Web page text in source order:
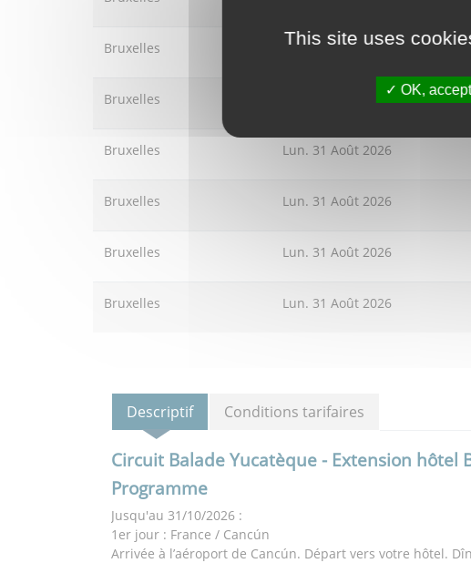
Bruxelles Mer. 19 Août 2026
Bruxelles Lun. 31 Août 2026
Bruxelles Lun. 31 Août 2026
Bruxelles Lun. 31 Août 2026
Bruxelles Lun. 31 Août 2026
Bruxelles Lun. 31 Août 2026
Descriptif Conditions tarifaires
Circuit Balade Yucatèque - Extension hôtel
Programme
Jusqu'au 31/10/2026 :
1er jour : France / Cancún
Arrivée à l’aéroport de Cancún. Départ vers votre hôtel.
This site uses
OK, accept